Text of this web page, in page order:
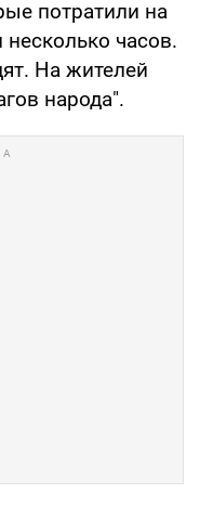
потратили на
часов.
На жителей
народа".